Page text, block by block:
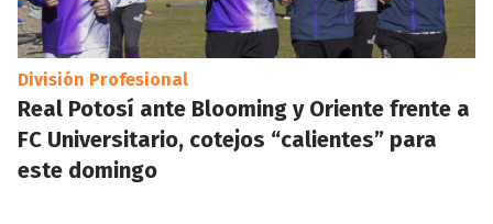
División Profesional
Real Potosí ante Blooming y Oriente frente a
FC Universitario, cotejos “calientes” para
este domingo